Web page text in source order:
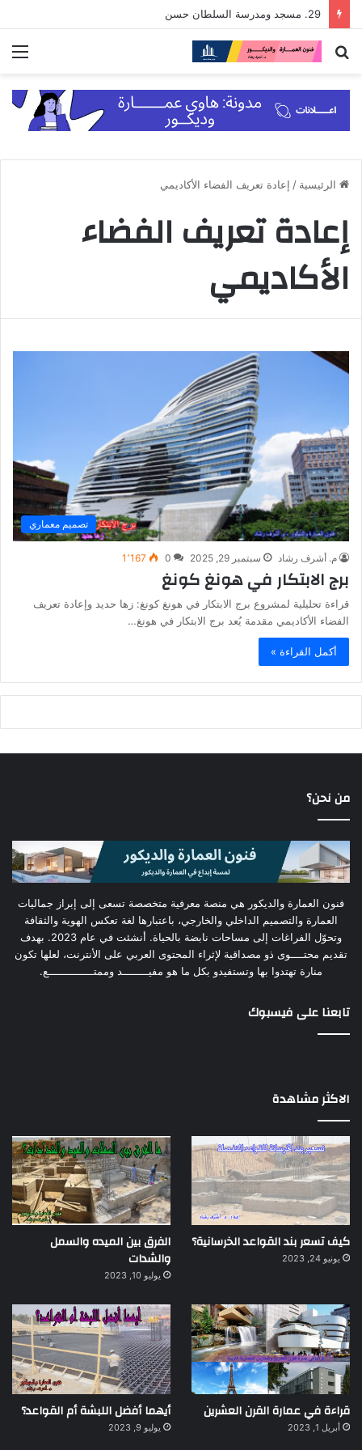
29. مسجد ومدرسة السلطان حسن
بحث
الرئيسية / إعادة تعريف الفضاء الأكاديمي
إعادة تعريف الفضاء
الأكاديمي
تصميم معماري
م. أشرف رشاد سبتمبر 29, 2025 0 1٬167
برج الابتكار في هونغ كونغ
قراءة تحليلية لمشروع برج الابتكار في هونغ كونغ: زها حديد وإعادة تعريف
الفضاء الأكاديمي مقدمة يُعد برج الابتكار في هونغ…
أكمل القراءة »
من نحن؟
فنون العمارة والديكور هي منصة معرفية متخصصة تسعى إلى إبراز جماليات
العمارة والتصميم الداخلي والخارجي، باعتبارها لغة تعكس الهوية والثقافة
وتحوّل الفراغات إلى مساحات نابضة بالحياة. أنشئت في عام 2023. بهدف
تقديم محتــــوى ذو مصداقية لإثراء المحتوى العربي على الأنترنت، لعلها تكون
منارة تهتدوا بها وتستفيدو بكل ما هو مفيــــــــد وممتــــــــــــــع.
تابعنا على فيسبوك
الاكثر مشاهدة
كيف تسعر بند القواعد الخرسانية؟
يونيو 24, 2023
الفرق بين الميده والسمل
والشدات
يوليو 10, 2023
قراءة في عمارة القرن العشرين
أبريل 1, 2023
أيهما أفضل اللبشة أم القواعد؟
يوليو 9, 2023